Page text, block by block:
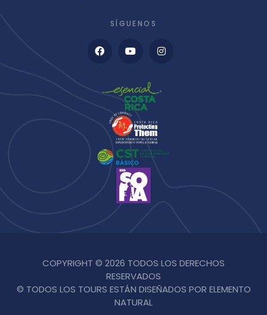
SÍGUENOS
COPYRIGHT © 2026 TODOS LOS DERECHOS
RESERVADOS
© TODOS LOS TOURS ESTÁN DISEÑADOS POR ELEMENTO
NATURAL